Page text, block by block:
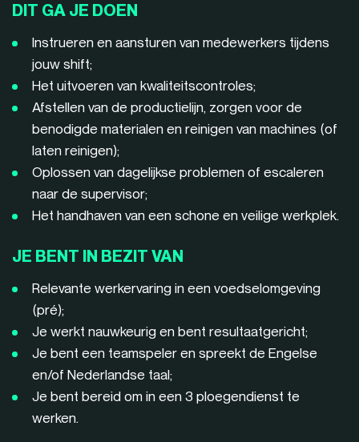
DIT GA JE DOEN
Instrueren en aansturen van medewerkers tijdens
jouw shift;
Het uitvoeren van kwaliteitscontroles;
Afstellen van de productielijn, zorgen voor de
benodigde materialen en reinigen van machines (of
laten reinigen);
Oplossen van dagelijkse problemen of escaleren
naar de supervisor;
Het handhaven van een schone en veilige werkplek.
JE BENT IN BEZIT VAN
Relevante werkervaring in een voedselomgeving
(pré);
Je werkt nauwkeurig en bent resultaatgericht;
Je bent een teamspeler en spreekt de Engelse
en/of Nederlandse taal;
Je bent bereid om in een 3 ploegendienst te
werken.